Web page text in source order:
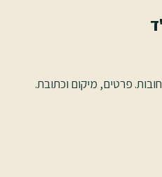
פרטים, מיקום וכתובת.